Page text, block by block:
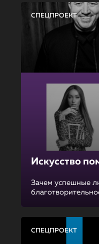
СПЕЦПРОЕКТ
Искусство
Зачем успешные
СПЕЦПРОЕКТ